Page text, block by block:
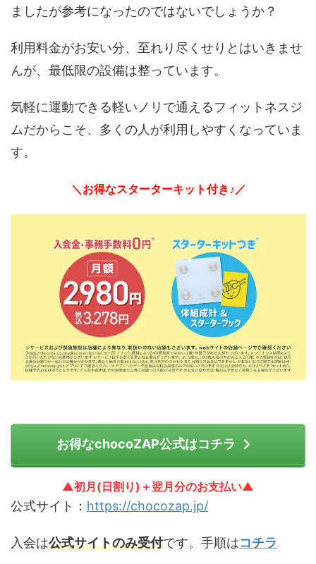
ましたが参考になったのではないでしょうか？
利用料金がお安い分、至れり尽くせりとはいきませ
んが、最低限の設備は整っています。
気軽に運動できる軽いノリで通えるフィットネスジ
ムだからこそ、多くの人が利用しやすくなっていま
す。
＼お得なスターターキット付き♪／
お得なchocoZAP公式はコチラ
▲初月(日割り)＋翌月分のお支払い▲
公式サイト： https://chocozap.jp/
入会は公式サイトのみ受付です。手順はコチラ